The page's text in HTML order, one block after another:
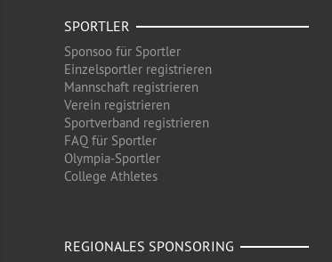
SPORTLER
Sponsoo für Sportler
Einzelsportler registrieren
Mannschaft registrieren
Verein registrieren
Sportverband registrieren
FAQ für Sportler
Olympia-Sportler
College Athletes
REGIONALES SPONSORING